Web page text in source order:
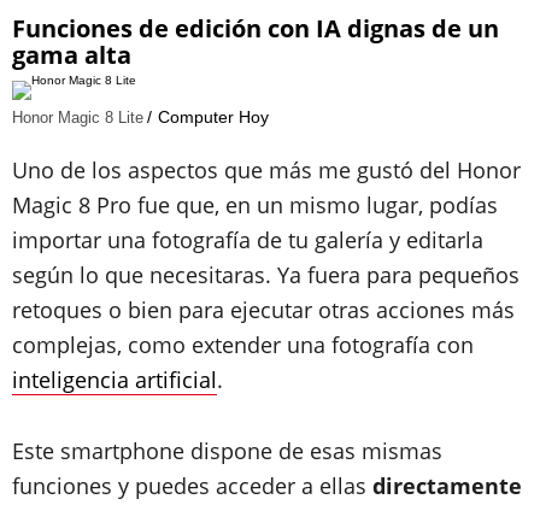
Funciones de edición con IA dignas de un
gama alta
Honor Magic 8 Lite Computer Hoy
Uno de los aspectos que más me gustó del Honor
Magic 8 Pro fue que, en un mismo lugar, podías
importar una fotografía de tu galería y editarla
según lo que necesitaras. Ya fuera para pequeños
retoques o bien para ejecutar otras acciones más
complejas, como extender una fotografía con
inteligencia artificial.
Este smartphone dispone de esas mismas
funciones y puedes acceder a ellas directamente